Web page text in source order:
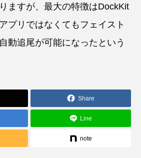
ますが、最大の特徴はDockKit
プリではなくてもフェイスト
動追尾が可能になったという
Share
Line
note